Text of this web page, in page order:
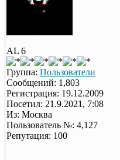
AL 6
Группа: Пользователи
Сообщений: 1,803
Регистрация: 19.12.2009
Посетил: 21.9.2021, 7:08
Из: Москва
Пользователь №: 4,127
Репутация: 100